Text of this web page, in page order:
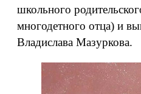
школьного
многодетного отца) и
Владислава Мазуркова.